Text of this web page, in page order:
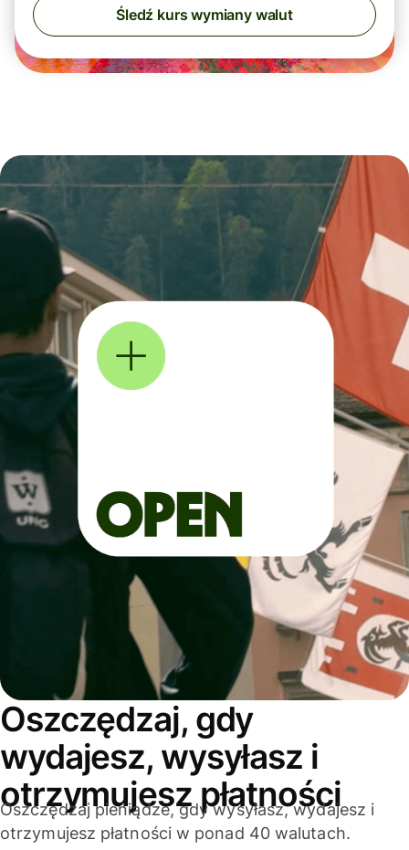
Śledź kurs wymiany walut
Oszczędzaj, gdy
wydajesz, wysyłasz i
otrzymujesz płatności
Oszczędzaj pieniądze, gdy wysyłasz, wydajesz i
otrzymujesz płatności w ponad 40 walutach.